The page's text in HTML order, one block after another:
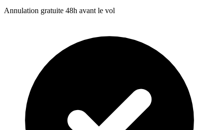
Annulation gratuite 48h avant le vol